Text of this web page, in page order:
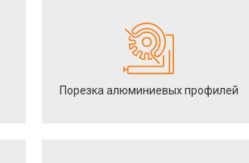
Порезка алюминиевых профилей